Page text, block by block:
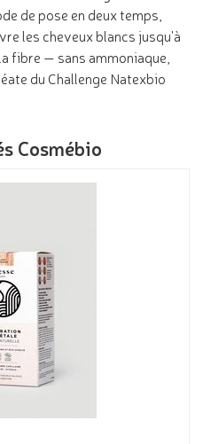
de pose en deux temps,
les cheveux blancs jusqu'à
fibre — sans ammoniaque,
du Challenge Natexbio
Cosmébio